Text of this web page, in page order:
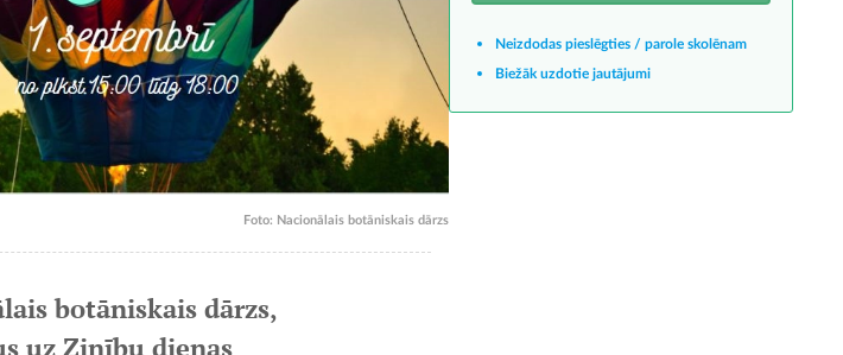
Foto: Nacionālais botāniskais dārzs
botāniskais dārzs,
uz Zinību dienas
Neizdodas pieslēgties / parole skolēnam
Biežāk uzdotie jautājumi